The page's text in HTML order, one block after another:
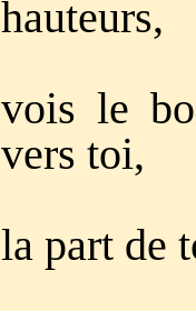
hauteurs,
vois le
vers toi,
la part de